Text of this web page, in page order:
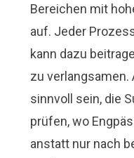
Bereichen mit
auf. Jeder
kann dazu
zu verlangsamen.
sinnvoll sein, die
prüfen, wo
anstatt nur nach